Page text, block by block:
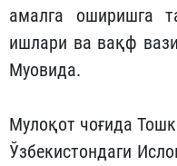
амалга оширишга
ишлари ва вақф
Муовида.
Мулоқот чоғида
Ўзбекистондаги